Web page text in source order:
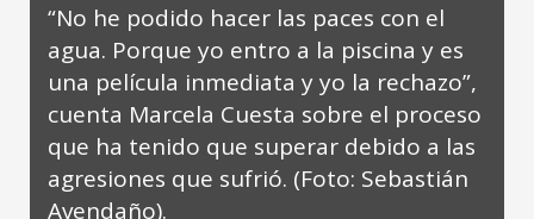
“No he podido hacer las paces con el
agua. Porque yo entro a la piscina y es
una película inmediata y yo la rechazo”,
cuenta Marcela Cuesta sobre el proceso
que ha tenido que superar debido a las
agresiones que sufrió. (Foto: Sebastián
Avendaño).